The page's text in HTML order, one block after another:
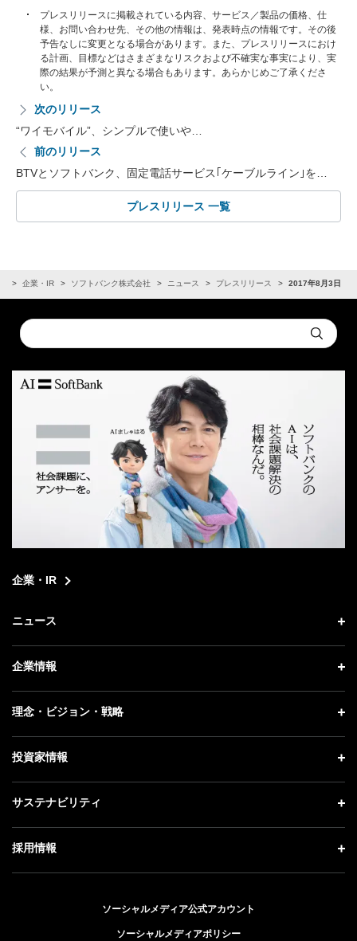
プレスリリースに掲載されている内容、サービス／製品の価格、仕
様、お問い合わせ先、その他の情報は、発表時点の情報です。その後
予告なしに変更となる場合があります。また、プレスリリースにおけ
る計画、目標などはさまざまなリスクおよび不確実な事実により、実
際の結果が予測と異なる場合もあります。あらかじめご了承くださ
い。
次のリリース
“ワイモバイル”、シンプルで使いや…
前のリリース
BTVとソフトバンク、固定電話サービス｢ケーブルライン｣を…
プレスリリース 一覧
企業・IR ソフトバンク株式会社 ニュース プレスリリース 2017年8月3日
Conduct
a
Submit
企業・IR
ニュース
ニュース トップ
プレスリリース
更新情報
企業情報
企業情報 トップ
社長メッセージ
事業紹介
理念・ビジョン・戦略
理念・ビジョン・戦略 トップ
成長戦略「Activate AI for Society」
人材戦略
投資家情報
投資家情報 トップ
経営方針
サステナビリティ
サステナビリティ トップ
トップメッセージ
ESG方針・体制
採用情報
ソーシャルメディア公式アカウント
ソーシャルメディアポリシー